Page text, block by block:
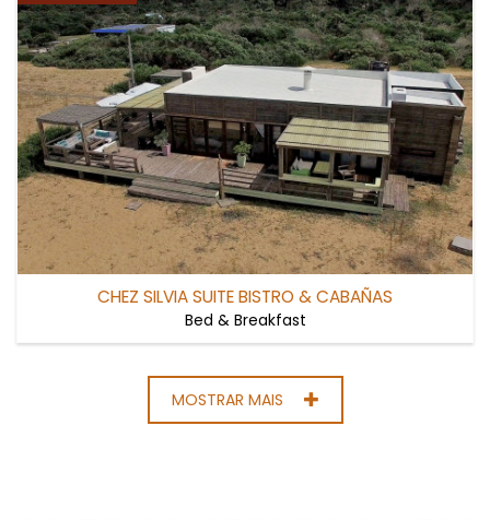
CHEZ SILVIA SUITE BISTRO & CABAÑAS
Bed & Breakfast
MOSTRAR MAIS